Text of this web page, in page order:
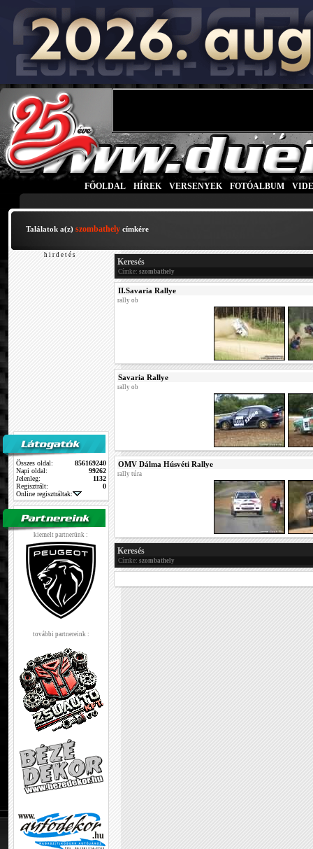
FŐOLDAL HÍREK VERSENYEK FOTÓALBUM
Találatok a(z)szombathely címkére
h i r d e t é s
Összes oldal:
856169240
Napi oldal:
99262
Jelenleg:
1132
Regisztrált:
0
Online regisztráltak:
kiemelt partnerünk :
további partnereink :
Keresés
Címke: szombathely
II.Savaria Rallye
rally ob
Savaria Rallye
rally ob
OMV Dálma Húsvéti Rallye
rally túra
Keresés
Címke: szombathely